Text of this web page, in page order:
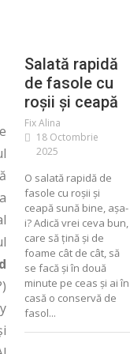
Salată rapidă
de fasole cu
roșii și ceapă
Fix Alina
18 Octombrie
2025
O salată rapidă de
fasole cu roșii și
ceapă sună bine, așa-
i? Adică vrei ceva bun,
care să țină și de
foame cât de cât, să
se facă și în două
minute pe ceas și ai în
casă o conservă de
fasol...
ALIMENTE
CONSERVATE
CONSERVE
MURATURI
SALATA